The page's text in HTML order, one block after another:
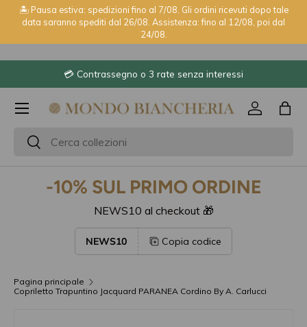
🏝️ Pausa estiva: spedizioni fino al 7/08. Gli ordini ricevuti dopo tale
data saranno spediti dal 26/08. Assistenza: fino al 12/08, poi dal
24/08.
💳 Contrassegno o 3 rate senza interessi
Passa ai contenuti
CercaCerca
Accedi
Menu
-10% SUL PRIMO ORDINE
NEWS10 al checkout 🎁
NEWS10 Copia codice
Pagina principale
Copriletto Trapuntino Jacquard PARANEA Cordino By A. Carlucci